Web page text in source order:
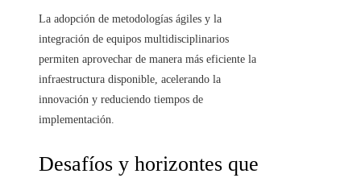
La adopción de metodologías ágiles y la
integración de equipos multidisciplinarios
permiten aprovechar de manera más eficiente la
infraestructura disponible, acelerando la
innovación y reduciendo tiempos de
implementación.
Desafíos y horizontes que